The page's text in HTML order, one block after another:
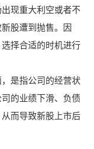
现重大利空或者不
股遭到抛售。因
择合适的时机进行
是指公司的经营状
的业绩下滑、负债
而导致新股上市后